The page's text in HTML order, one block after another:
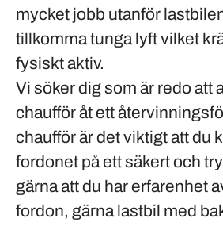
mycket jobb utanför
tillkomma tunga lyft vilket
fysiskt aktiv.
Vi söker dig som är redo att
chaufför åt ett
chaufför är det viktigt att du
fordonet på ett säkert och
gärna att du har erfarenhet
fordon, gärna lastbil med